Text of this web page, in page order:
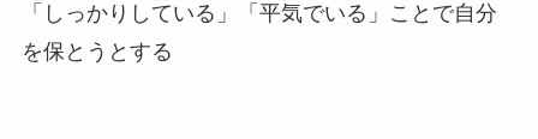
「しっかりしている」「平気でいる」ことで自分
を保とうとする